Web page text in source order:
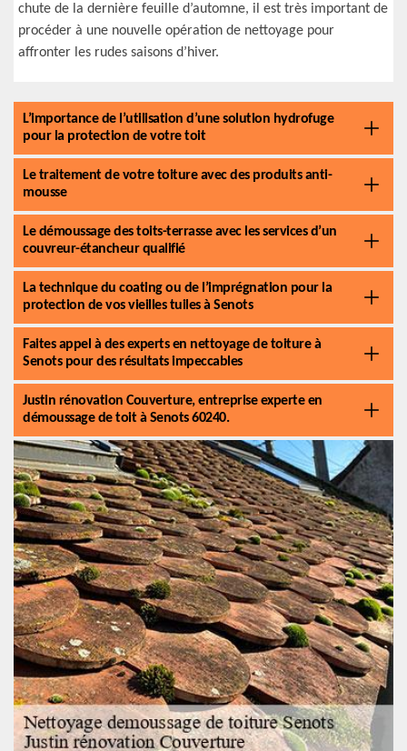
chute de la dernière feuille d’automne, il est très important de
procéder à une nouvelle opération de nettoyage pour
affronter les rudes saisons d’hiver.
L’importance de l’utilisation d’une solution hydrofuge
pour la protection de votre toit
Le traitement de votre toiture avec des produits anti-
mousse
Le démoussage des toits-terrasse avec les services d’un
couvreur-étancheur qualifié
La technique du coating ou de l’imprégnation pour la
protection de vos vieilles tuiles à Senots
Faites appel à des experts en nettoyage de toiture à
Senots pour des résultats impeccables
Justin rénovation Couverture, entreprise experte en
démoussage de toit à Senots 60240.